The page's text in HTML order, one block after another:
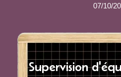
07/10/
Supervision